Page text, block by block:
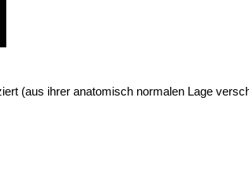
(aus ihrer anatomisch normalen Lage